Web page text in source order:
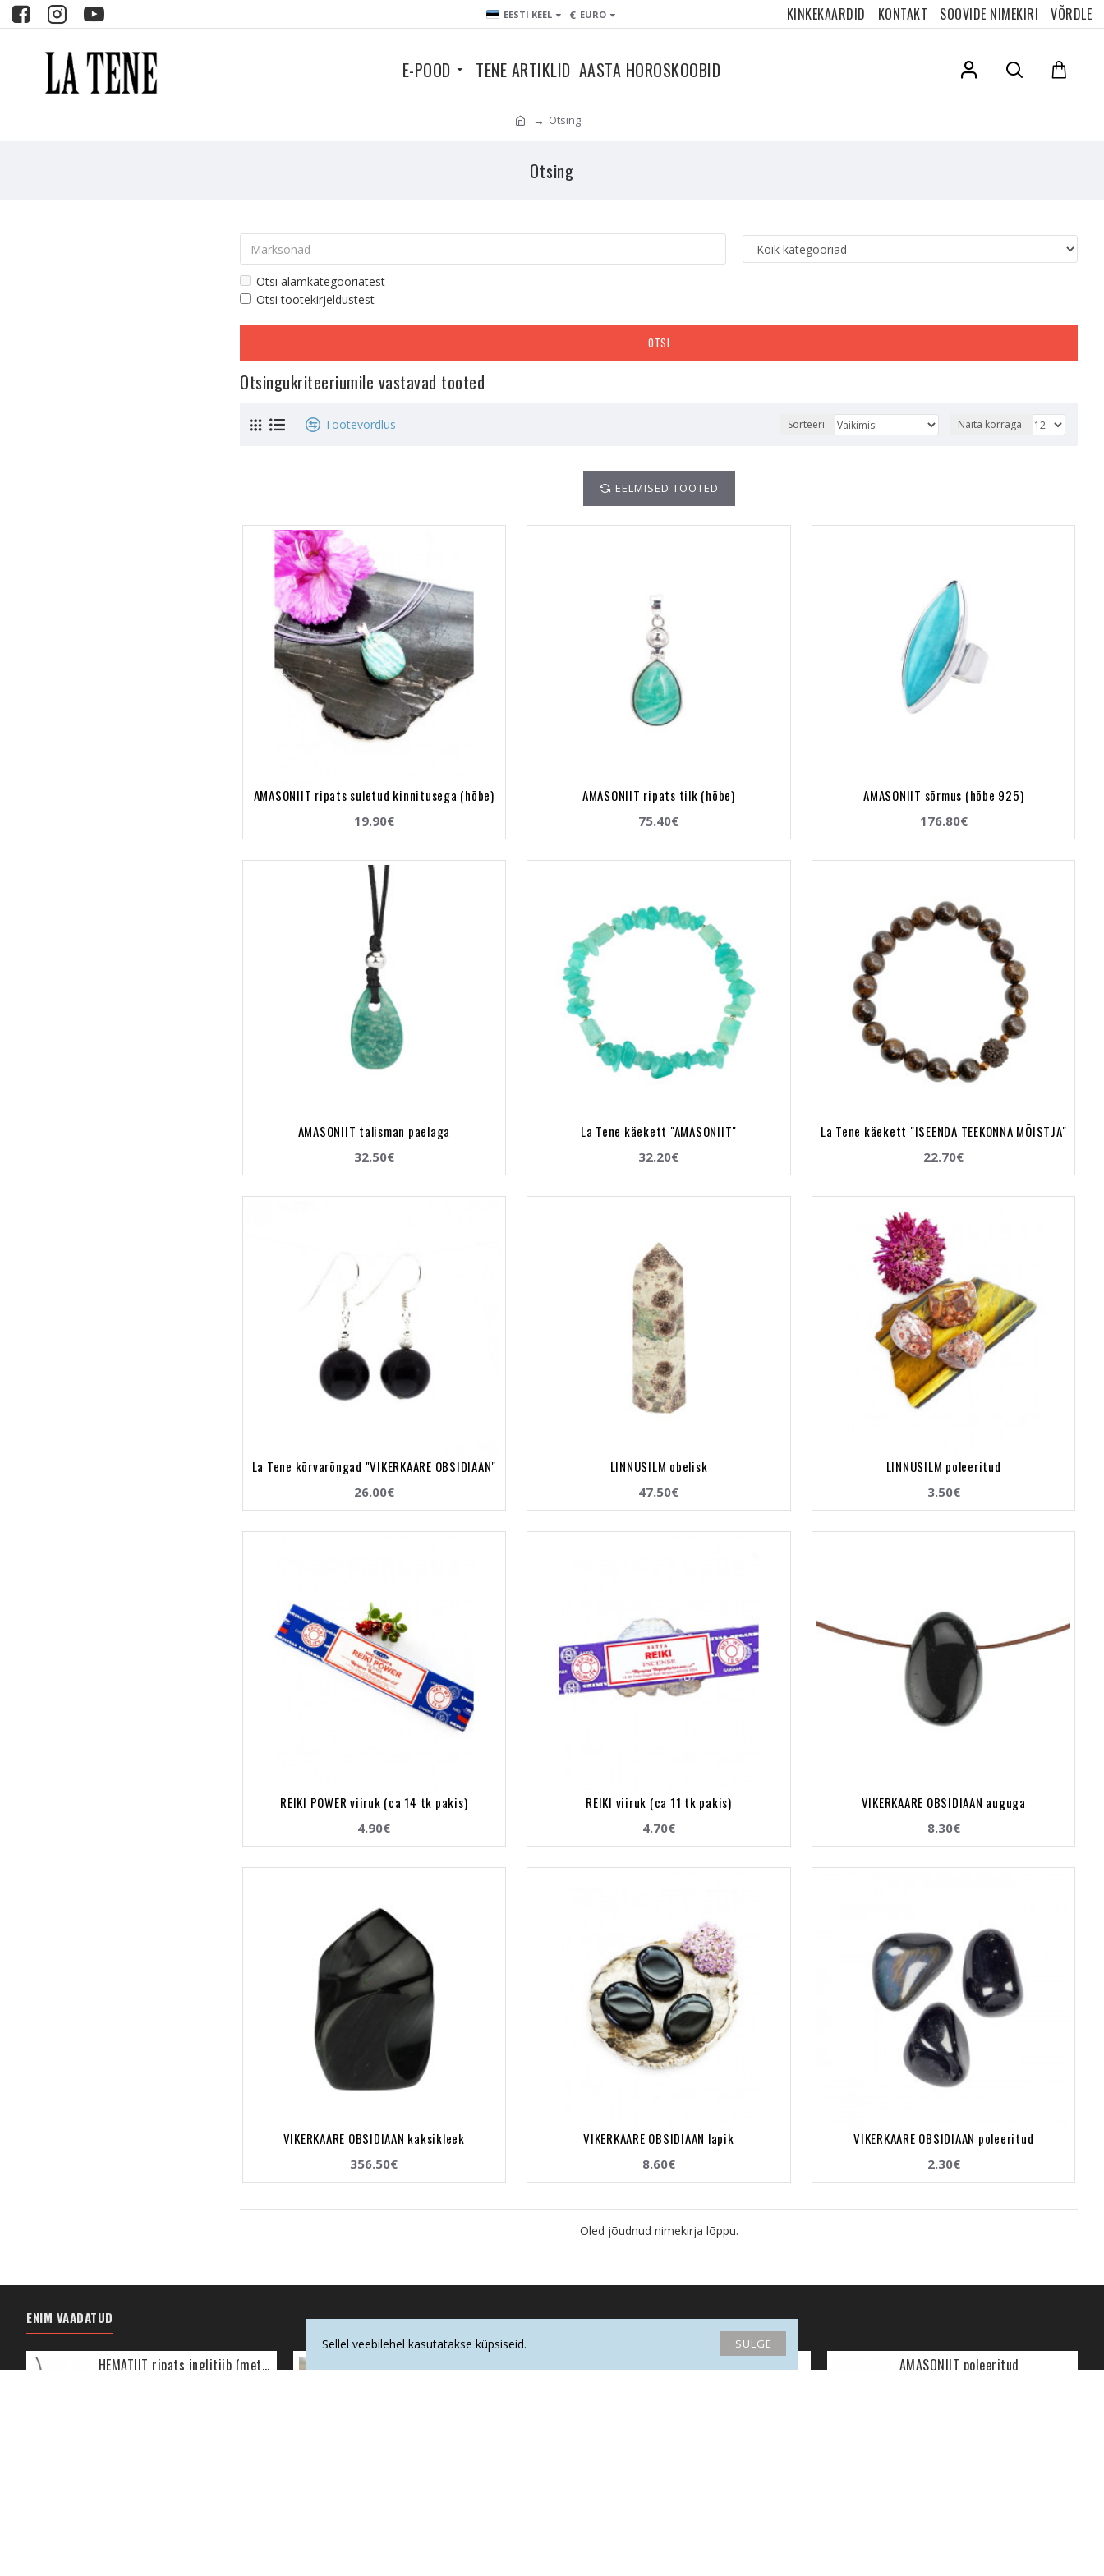
EESTI KEEL € EURO KINKEKAARDID KONTAKT SOOVIDE NIMEKIRI VÕRDLE
E-POOD TENE ARTIKLID AASTA HOROSKOOBID
Otsing
Otsing
Otsi alamkategooriatest
Otsi tootekirjeldustest
OTSI
Otsingukriteeriumile vastavad tooted
Tootevõrdlus Sorteeri: Näita korraga:
EELMISED TOOTED
AMASONIIT ripats suletud kinnitusega (hõbe)
19.90€
AMASONIIT ripats tilk (hõbe)
75.40€
AMASONIIT sõrmus (hõbe 925)
176.80€
AMASONIIT talisman paelaga
32.50€
La Tene käekett "AMASONIIT"
32.20€
La Tene käekett "ISEENDA TEEKONNA MÕISTJA"
22.70€
La Tene kõrvarõngad "VIKERKAARE OBSIDIAAN"
26.00€
LINNUSILM obelisk
47.50€
LINNUSILM poleeritud
3.50€
REIKI POWER viiruk (ca 14 tk pakis)
4.90€
REIKI viiruk (ca 11 tk pakis)
4.70€
VIKERKAARE OBSIDIAAN auguga
8.30€
VIKERKAARE OBSIDIAAN kaksikleek
356.50€
VIKERKAARE OBSIDIAAN lapik
8.60€
VIKERKAARE OBSIDIAAN poleeritud
2.30€
Oled jõudnud nimekirja lõppu.
ENIM VAADATUD
HEMATIIT ripats inglitiib (metall) AMASONIIT ripats poolkuu (metall) AMASONIIT lihvimata AMASONIIT poleeritud
SULGE
Sellel veebilehel kasutatakse küpsiseid.